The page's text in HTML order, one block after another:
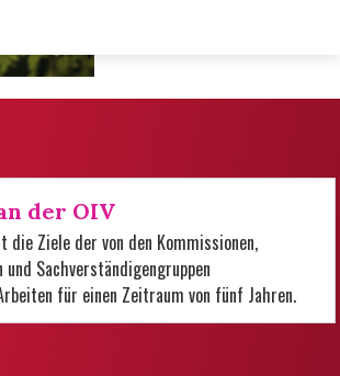
der OIV
die Ziele der von den Kommissionen,
Sachverständigengruppen
für einen Zeitraum von fünf Jahren.